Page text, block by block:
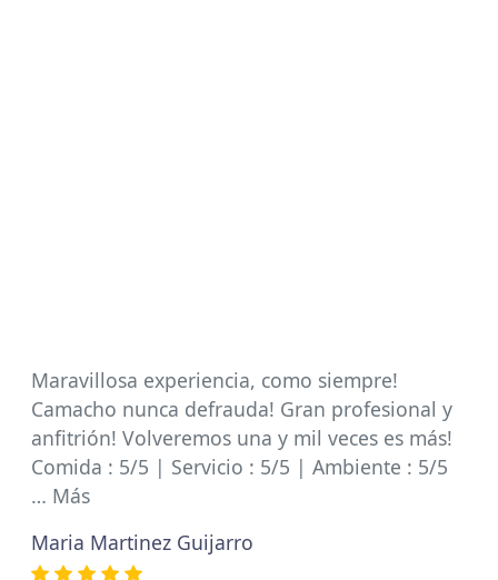
Maravillosa experiencia, como siempre!
Camacho nunca defrauda! Gran profesional y
anfitrión! Volveremos una y mil veces es más!
Comida : 5/5 | Servicio : 5/5 | Ambiente : 5/5
… Más
Maria Martinez Guijarro